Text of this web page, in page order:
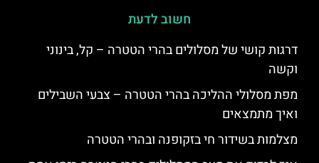
חשוב לדעת
דרגות קושי של מסלולים בהרי הטטרה – קל, בינוני
וקשה
מפת מסלולי ההליכה בהרי הטטרה – צבעי השבילים
ואיך מתמצאים
מצלמות בשידור חי בזקופנה ובהרי הטטרה